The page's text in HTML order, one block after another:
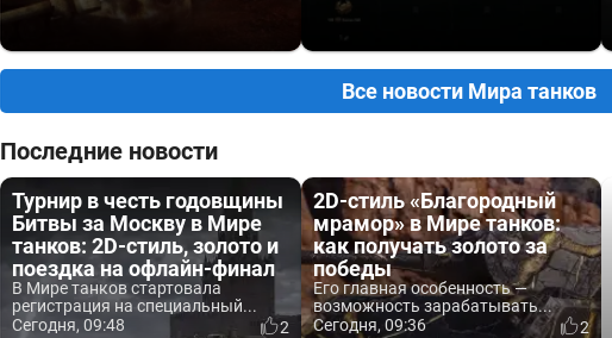
Все новости Мира танков
Последние новости
Турнир в честь годовщины
Битвы за Москву в Мире
танков: 2D-стиль, золото и
поездка на офлайн-финал
В Мире танков стартовала
регистрация на специальный...
Сегодня, 09:48
2
2D-стиль «Благородный
мрамор» в Мире танков:
как получать золото за
победы
Его главная особенность —
возможность зарабатывать...
Сегодня, 09:36
2